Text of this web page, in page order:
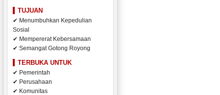
TUJUAN
✔ Menumbuhkan Kepedulian
Sosial
✔ Mempererat Kebersamaan
✔ Semangat Gotong Royong
TERBUKA UNTUK
✔ Pemerintah
✔ Perusahaan
✔ Komunitas